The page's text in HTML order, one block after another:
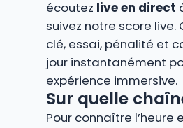
écoutez live en direct
suivez notre score
clé, essai, pénalité et
jour instantanément
expérience immersive.
Sur quelle
Pour connaître l’heure